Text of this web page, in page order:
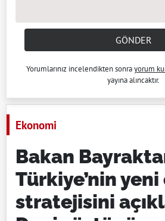
GÖNDER
Yorumlarınız incelendikten sonrayorum
yayına alıncaktır.
Ekonomi
Bakan
Türkiye’nin
stratejisini